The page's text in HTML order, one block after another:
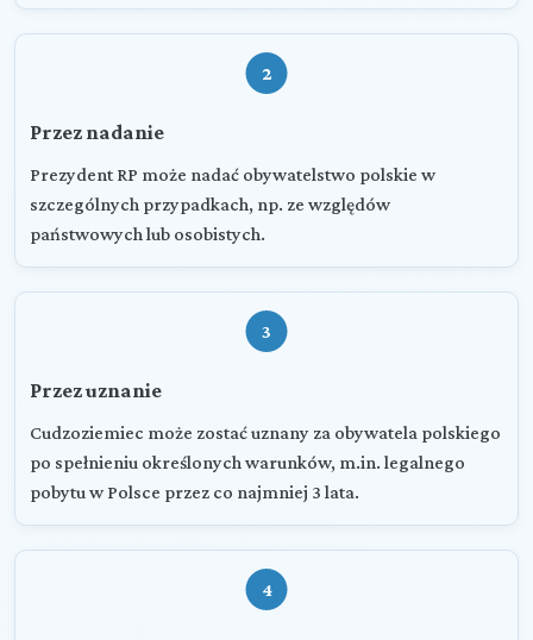
2
Przez nadanie
Prezydent RP może nadać obywatelstwo polskie w
szczególnych przypadkach, np. ze względów
państwowych lub osobistych.
3
Przez uznanie
Cudzoziemiec może zostać uznany za obywatela polskiego
po spełnieniu określonych warunków, m.in. legalnego
pobytu w Polsce przez co najmniej 3 lata.
4